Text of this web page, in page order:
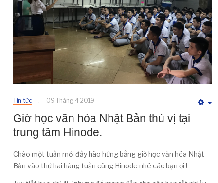
Tin tức 09 Tháng 4 2019
Giờ học văn hóa Nhật Bản thú vị tại
trung tâm Hinode.
Chào một tuần mới đầy hào hứng bằng giờ học văn hóa Nhật
Bản vào thứ hai hàng tuần cùng Hinode nhé các bạn ơi !